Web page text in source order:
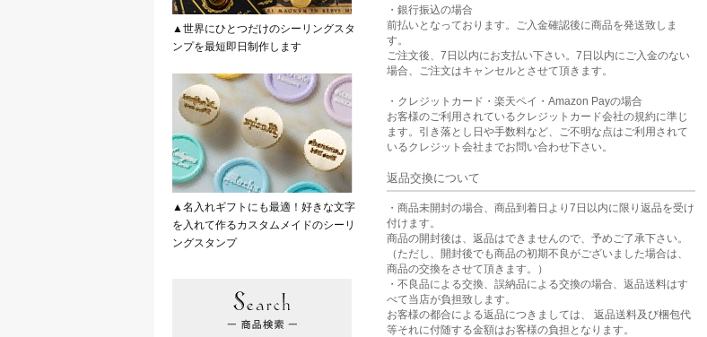
・銀行振込の場合
前払いとなっております。ご入金確認後に商品を発送致しま
す。
ご注文後、7日以内にお支払い下さい。7日以内にご入金のない
場合、ご注文はキャンセルとさせて頂きます。
・クレジットカード・楽天ペイ・Amazon Payの場合
お客様のご利用されているクレジットカード会社の規約に準じ
ます。引き落とし日や手数料など、ご不明な点はご利用されて
いるクレジット会社までお問い合わせ下さい。
返品交換について
・商品未開封の場合、商品到着日より7日以内に限り返品を受け
付けます。
商品の開封後は、返品はできませんので、予めご了承下さい。
（ただし、開封後でも商品の初期不良がございました場合は、
商品の交換をさせて頂きます。）
・不良品による交換、誤納品による交換の場合、返品送料はす
べて当店が負担致します。
お客様の都合による返品につきましては、 返品送料及び梱包代
等それに付随する金額はお客様の負担となります。
▲世界にひとつだけのシーリングスタ
ンプを最短即日制作します
▲名入れギフトにも最適！好きな文字
を入れて作るカスタムメイドのシーリ
ングスタンプ